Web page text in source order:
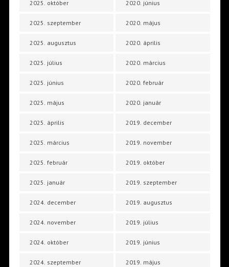
2025. október
2025. szeptember
2025. augusztus
2025. július
2025. június
2025. május
2025. április
2025. március
2025. február
2025. január
2024. december
2024. november
2024. október
2024. szeptember
2020. június
2020. május
2020. április
2020. március
2020. február
2020. január
2019. december
2019. november
2019. október
2019. szeptember
2019. augusztus
2019. július
2019. június
2019. május